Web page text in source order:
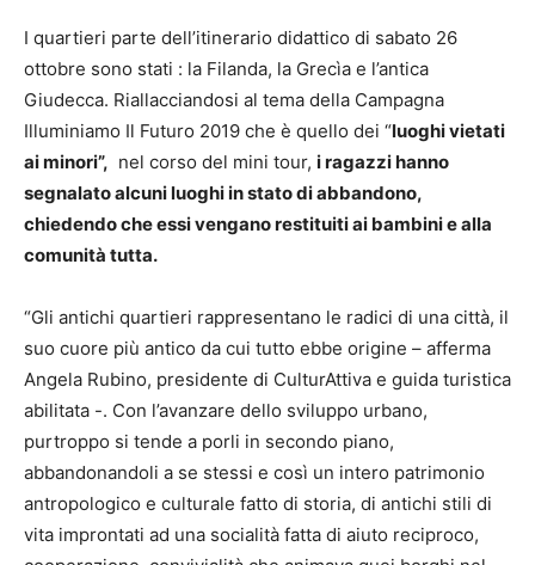
I quartieri parte dell’itinerario didattico di sabato 26
ottobre sono stati : la Filanda, la Grecìa e l’antica
Giudecca. Riallacciandosi al tema della Campagna
Illuminiamo Il Futuro 2019 che è quello dei “luoghi vietati
ai minori”, nel corso del mini tour, i ragazzi hanno
segnalato alcuni luoghi in stato di abbandono,
chiedendo che essi vengano restituiti ai bambini e alla
comunità tutta.
“Gli antichi quartieri rappresentano le radici di una città, il
suo cuore più antico da cui tutto ebbe origine – afferma
Angela Rubino, presidente di CulturAttiva e guida turistica
abilitata -. Con l’avanzare dello sviluppo urbano,
purtroppo si tende a porli in secondo piano,
abbandonandoli a se stessi e così un intero patrimonio
antropologico e culturale fatto di storia, di antichi stili di
vita improntati ad una socialità fatta di aiuto reciproco,